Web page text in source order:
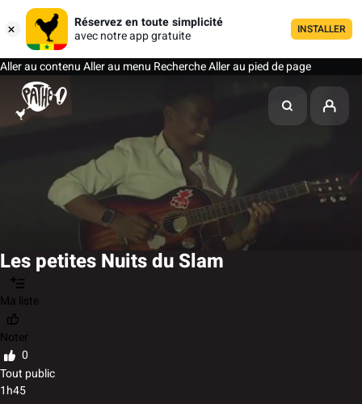
Réservez en toute simplicité
avec notre app gratuite
INSTALLER
Aller au contenuAller au menu RechercheAller au pied de page
Les petites Nuits du Slam
Ma liste
Noter
0
Tout public
1h45